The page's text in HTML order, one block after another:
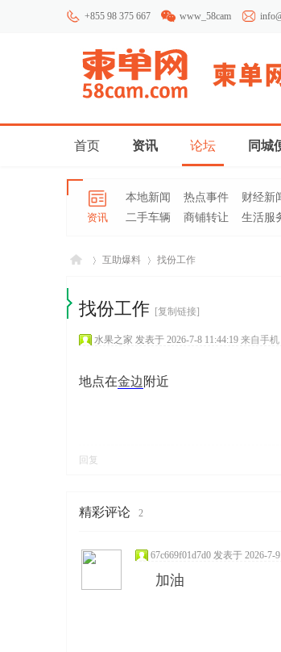
+855 98 375 667 www_58cam
首页 资讯 论坛 同城
资讯
本地新闻 热点事件 财经新
二手车辆
商铺转让 生活服
互助爆料 找份工作
找份工作 [复制链接]
水果之家 发表于 2026-7-8 11:44:19 来自手机
地点在金边 附近
回复
精彩评论 2
67c669f01d7d0 发表于 2026-7-9
加油